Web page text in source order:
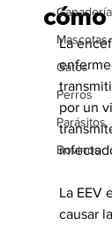
Ganadería
Mascotas
Gatos
Perros
Parásitos
Bovinos
La
por un
La EEV
causar